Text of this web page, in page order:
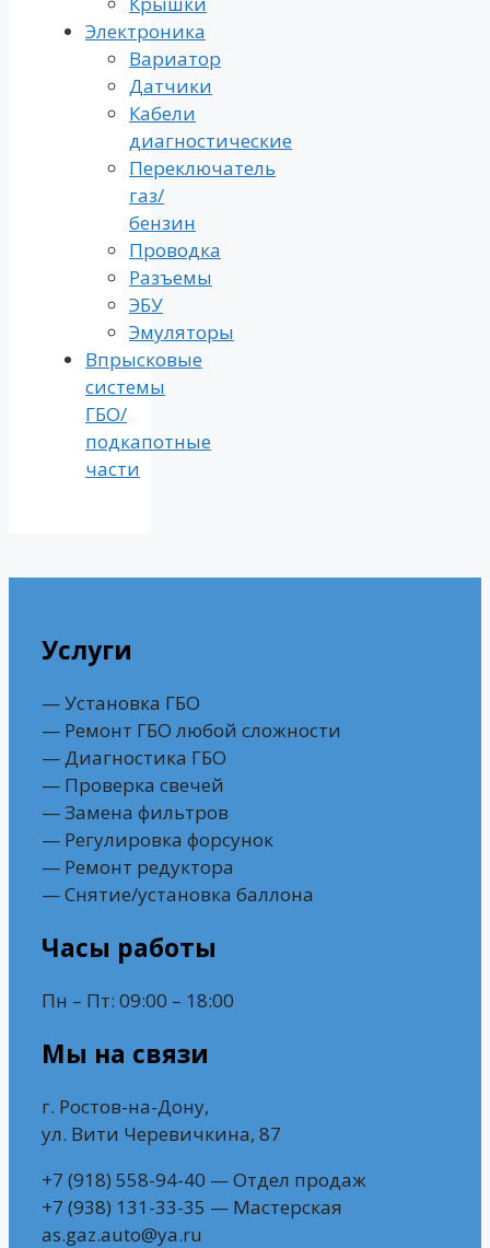
Электроника
Вариатор
Датчики
Кабели
диагностические
Переключатель
газ/
бензин
Проводка
Разъемы
ЭБУ
Эмуляторы
Впрысковые
системы
ГБО/
подкапотные
части
Услуги
— Установка ГБО
— Ремонт ГБО любой сложности
— Диагностика ГБО
— Проверка свечей
— Замена фильтров
— Регулировка форсунок
— Ремонт редуктора
— Снятие/установка баллона
Часы работы
Пн – Пт: 09:00 – 18:00
Мы на связи
г. Ростов-на-Дону,
ул. Вити Черевичкина, 87
+7 (918) 558-94-40 — Отдел продаж
+7 (938) 131-33-35 — Мастерская
as.gaz.auto@ya.ru